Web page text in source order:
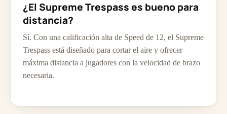
¿El Supreme Trespass es bueno para
distancia?
Sí. Con una calificación alta de Speed de 12, el Supreme
Trespass está diseñado para cortar el aire y ofrecer
máxima distancia a jugadores con la velocidad de brazo
necesaria.